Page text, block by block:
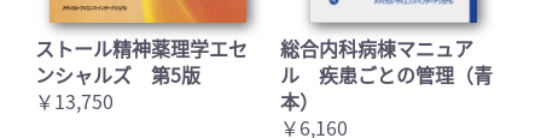
ストール精神薬理学エセ
ンシャルズ 第5版
￥13,750
総合内科病棟マニュア
ル 疾患ごとの管理（青
本）
￥6,160